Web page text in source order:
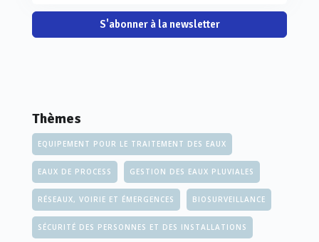
S'abonner à la newsletter
Thèmes
EQUIPEMENT POUR LE TRAITEMENT DES EAUX
EAUX DE PROCESS GESTION DES EAUX PLUVIALES
RÉSEAUX, VOIRIE ET ÉMERGENCES BIOSURVEILLANCE
SÉCURITÉ DES PERSONNES ET DES INSTALLATIONS